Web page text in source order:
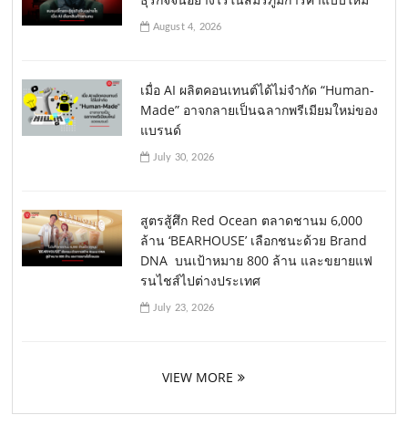
August 4, 2026
เมื่อ AI ผลิตคอนเทนต์ได้ไม่จำกัด “Human-
Made” อาจกลายเป็นฉลากพรีเมียมใหม่ของ
แบรนด์
July 30, 2026
สูตรสู้ศึก Red Ocean ตลาดชานม 6,000
ล้าน ‘BEARHOUSE’ เลือกชนะด้วย Brand
DNA บนเป้าหมาย 800 ล้าน และขยายแฟ
รนไชส์ไปต่างประเทศ
July 23, 2026
VIEW MORE